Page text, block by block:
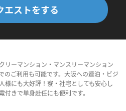
エストをする
リーマンション・マンスリーマンション
のご利用も可能です。大阪への連泊・ビジ
様にも大好評！寮・社宅としても安心し
きで単身赴任にも便利です。